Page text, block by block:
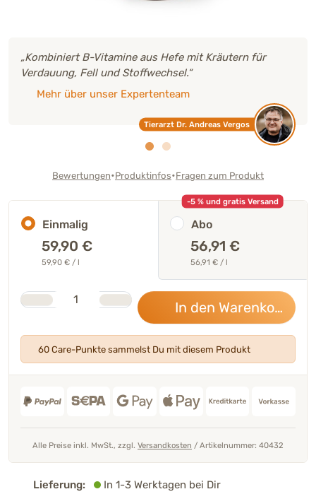
„Kombiniert B-Vitamine aus Hefe mit Kräutern für
Verdauung, Fell und Stoffwechsel.“
Mehr über unser Expertenteam
Tierarzt Dr. Andreas Vergos
Bewertungen•Produktinfos•Fragen zum Produkt
Einmalig
59,90 €
59,90 € / l
-5 % und gratis Versand
Abo
56,91 €
56,91 € / l
Anzahl
In den Warenkorb
60 Care-Punkte sammelst Du mit diesem Produkt
Alle Preise inkl. MwSt., zzgl. Versandkosten / Artikelnummer: 40432
Lieferung: In 1-3 Werktagen bei Dir